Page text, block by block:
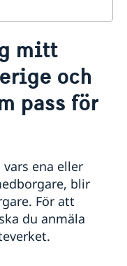
mitt
och
pass för
ena eller
blir
För att
du anmäla